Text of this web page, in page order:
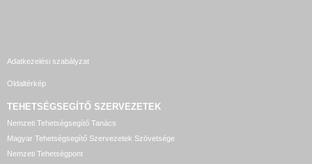
Adatkezelési szabályzat
Oldaltérkép
TEHETSÉGSEGÍTŐ SZERVEZETEK
Nemzeti Tehetségsegítő Tanács
Magyar Tehetségsegítő Szervezetek Szövetsége
Nemzeti Tehetségpont